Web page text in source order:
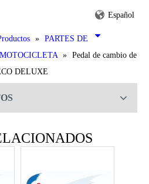
Español
» PARTES DE
» Pedal de cambio de
DELUXE